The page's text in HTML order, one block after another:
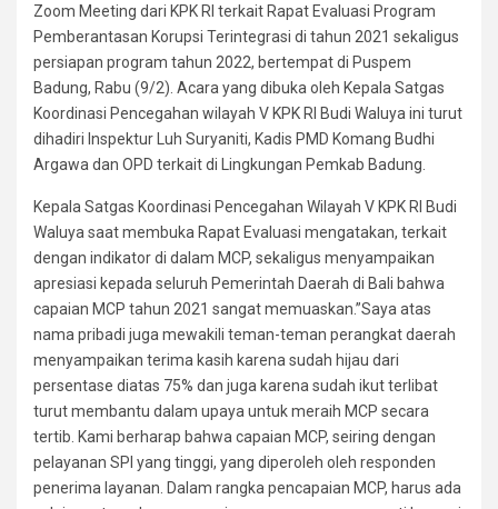
Zoom Meeting dari KPK RI terkait Rapat Evaluasi Program
Pemberantasan Korupsi Terintegrasi di tahun 2021 sekaligus
persiapan program tahun 2022, bertempat di Puspem
Badung, Rabu (9/2). Acara yang dibuka oleh Kepala Satgas
Koordinasi Pencegahan wilayah V KPK RI Budi Waluya ini turut
dihadiri Inspektur Luh Suryaniti, Kadis PMD Komang Budhi
Argawa dan OPD terkait di Lingkungan Pemkab Badung.
Kepala Satgas Koordinasi Pencegahan Wilayah V KPK RI Budi
Waluya saat membuka Rapat Evaluasi mengatakan, terkait
dengan indikator di dalam MCP, sekaligus menyampaikan
apresiasi kepada seluruh Pemerintah Daerah di Bali bahwa
capaian MCP tahun 2021 sangat memuaskan.”Saya atas
nama pribadi juga mewakili teman-teman perangkat daerah
menyampaikan terima kasih karena sudah hijau dari
persentase diatas 75% dan juga karena sudah ikut terlibat
turut membantu dalam upaya untuk meraih MCP secara
tertib. Kami berharap bahwa capaian MCP, seiring dengan
pelayanan SPI yang tinggi, yang diperoleh oleh responden
penerima layanan. Dalam rangka pencapaian MCP, harus ada